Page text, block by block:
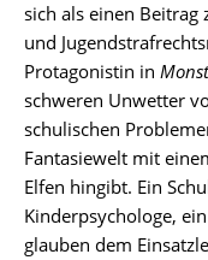
sich als einen Beitrag
und
Protagonistin in
schweren Unwetter
schulischen
Fantasiewelt mit
Elfen hingibt. Ein
Kinderpsychologe,
glauben dem